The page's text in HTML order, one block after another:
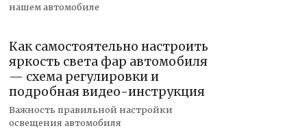
нашем автомобиле
Как самостоятельно настроить
яркость света фар автомобиля
— схема регулировки и
подробная видео-инструкция
Важность правильной настройки
освещения автомобиля